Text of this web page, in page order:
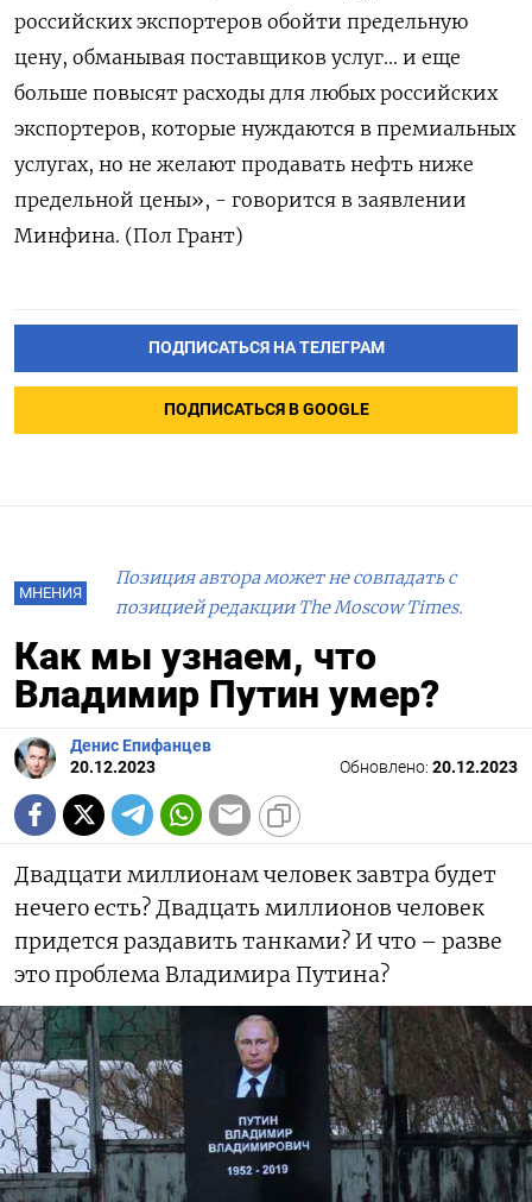
российских экспортеров обойти предельную
цену, обманывая поставщиков услуг... и еще
больше повысят расходы для любых российских
экспортеров, которые нуждаются в премиальных
услугах, но не желают продавать нефть ниже
предельной цены», - говорится в заявлении
Минфина. (Пол Грант)
ПОДПИСАТЬСЯ НА ТЕЛЕГРАМ
ПОДПИСАТЬСЯ В GOOGLE
МНЕНИЯ
Позиция автора может не совпадать с
позицией редакции The Moscow Times.
Как мы узнаем, что
Владимир Путин умер?
Денис Епифанцев
20.12.2023
Обновлено: 20.12.2023
Двадцати миллионам человек завтра будет
нечего есть? Двадцать миллионов человек
придется раздавить танками? И что – разве
это проблема Владимира Путина?